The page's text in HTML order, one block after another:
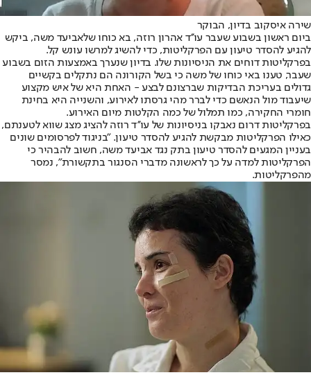
שירה איסקוב בדיון, הבוקר
ביום ראשון בשבוע שעבר עו''ד אהרון רוזה, בא כוחו שלאביעד משה, ביקש
להגיע להסדר טיעון עם הפרקליטות, כדי להשיג למרשו עונש קל.
בפרקליטות דוחים את הניסיונות שלו. בדיון שנערך באמצעות הזום בשבוע
שעבר, טענו באי כוחו של משה כי בשל הקורונה הם נתקלים בקשיים
גדולים בעריכת הבדיקות שברצונם לבצע - האחת היא של איש מקצוע
שיעבוד מול הנאשם כדי לברר מהי גרסתו לאירוע, והשנייה היא בחינת
חומרי החקירה, כמו תמלול של כמה הקלטות מיום האירוע.
בפרקליטות דרום נאבקו בניסיונות של עו''ד רוזה להציג מצג שווא לטענתם,
כאילו הפרקליטות מבקשת להגיע להסדר טיעון. "בניגוד לפרסומים שונים
בעניין המגעים להסדר טיעון בתק נגד אביעד משה, חשוב להבהיר כי
הפרקליטות למדה על כך לראשונה מדברי הסנגור בתקשורת", נמסר
מהפרקליטות.